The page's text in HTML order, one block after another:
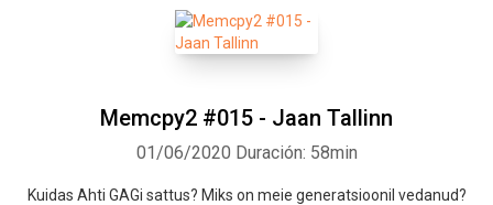
Memcpy2 #015 - Jaan Tallinn
01/06/2020 Duración: 58min
Kuidas Ahti GAGi sattus? Miks on meie generatsioonil vedanud?